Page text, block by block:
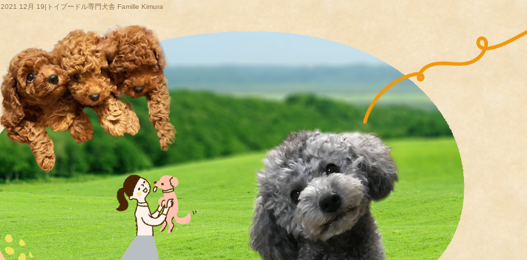
2021 12月 19|トイプードル専門犬舎 Famille Kimura